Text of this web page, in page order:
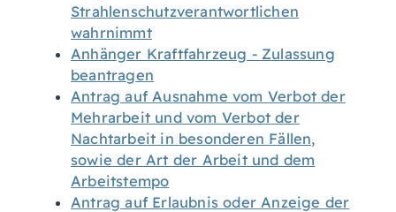
Strahlenschutzverantwortlichen
wahrnimmt
Anhänger Kraftfahrzeug - Zulassung
beantragen
Antrag auf Ausnahme vom Verbot der
Mehrarbeit und vom Verbot der
Nachtarbeit in besonderen Fällen,
sowie der Art der Arbeit und dem
Arbeitstempo
Antrag auf Erlaubnis oder Anzeige der